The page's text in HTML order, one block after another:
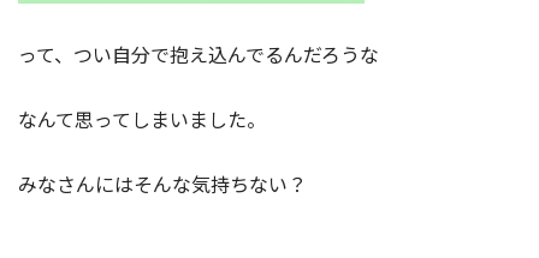
って、つい自分で抱え込んでるんだろうな
なんて思ってしまいました。
みなさんにはそんな気持ちない？